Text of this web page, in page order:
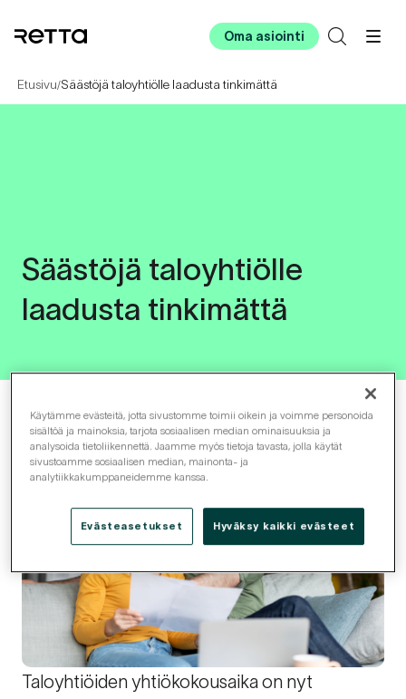
Oma asiointi
Etusivu/Säästöjä taloyhtiölle laadusta tinkimättä
Säästöjä taloyhtiölle
laadusta tinkimättä
Et ole hyväksynyt kohdistamisevästeitä.
Nähdäksesi videon, muuta asetuksiasi.
Evästeasetukset
Taloyhtiöiden yhtiökokousaika on nyt
Käytämme evästeitä, jotta sivustomme toimii oikein ja voimme personoida
sisältöä ja mainoksia, tarjota sosiaalisen median ominaisuuksia ja
analysoida tietoliikennettä. Jaamme myös tietoja tavasta, jolla käytät
sivustoamme sosiaalisen median, mainonta- ja
analytiikkakumppaneidemme kanssa.
Evästeasetukset Hyväksy kaikki evästeet